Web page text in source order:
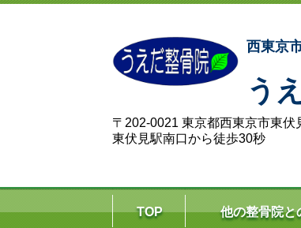
西東京
う
〒202-0021 東京都西東京市東伏
東伏見駅南口から徒歩30秒
TOP 他の整骨院と